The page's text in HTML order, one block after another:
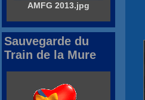
AMFG 2013.jpg
Sauvegarde du
Train de la Mure